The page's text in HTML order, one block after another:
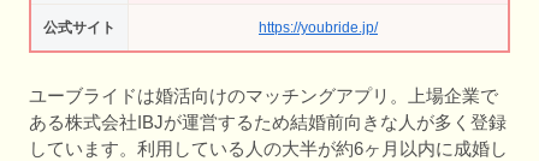
公式サイト https://youbride.jp/
ユーブライドは婚活向けのマッチングアプリ。上場企業で
ある株式会社IBJが運営するため結婚前向きな人が多く登録
しています。利用している人の大半が約6ヶ月以内に成婚し